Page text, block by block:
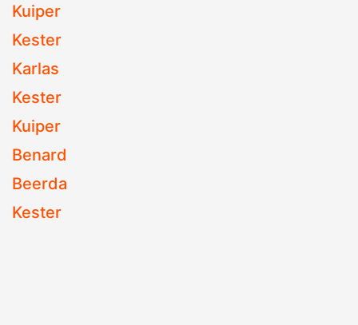
Kuiper
Kester
Karlas
Kester
Kuiper
Benard
Beerda
Kester